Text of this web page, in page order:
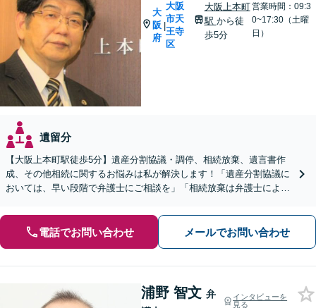
大
阪
府
|
大阪
市天
王寺
区
大阪上本町
駅 から徒
歩5分
営業時間：09:3
0~17:30（土曜
日）
遺留分
【大阪上本町駅徒歩5分】遺産分割協議・調停、相続放棄、遺言書作
成、その他相続に関するお悩みは私が解決します！「遺産分割協議に
おいては、早い段階で弁護士にご相談を」「相続放棄は弁護士による
電話でお問い合わせ メールでお問い合わせ
浦野 智文 弁
インタビューを
見る